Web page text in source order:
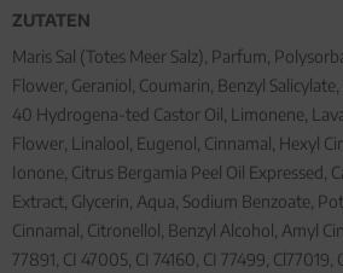
ZUTATEN
Maris Sal (Totes Meer Salz), Parfum,
Flower, Geraniol, Coumarin, Benzyl Salicylate,
40 Hydrogena-ted Castor Oil, Limonene,
Flower, Linalool, Eugenol, Cinnamal, Hexyl
Ionone, Citrus Bergamia Peel Oil Expressed,
Extract, Glycerin, Aqua, Sodium Benzoate,
Cinnamal, Citronellol, Benzyl Alcohol, Amyl
77891, CI 47005, CI 74160, CI 77499, Cl77019,